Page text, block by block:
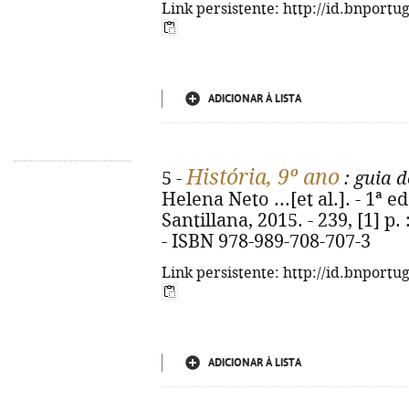
Link persistente: http://
ADICIONAR À LISTA
5 -História, 9º ano : guia
Helena Neto ...[et al.]. - 1ª
Santillana, 2015. - 239, [1]
- ISBN 978-989-708-707-3
Link persistente: http://
ADICIONAR À LISTA